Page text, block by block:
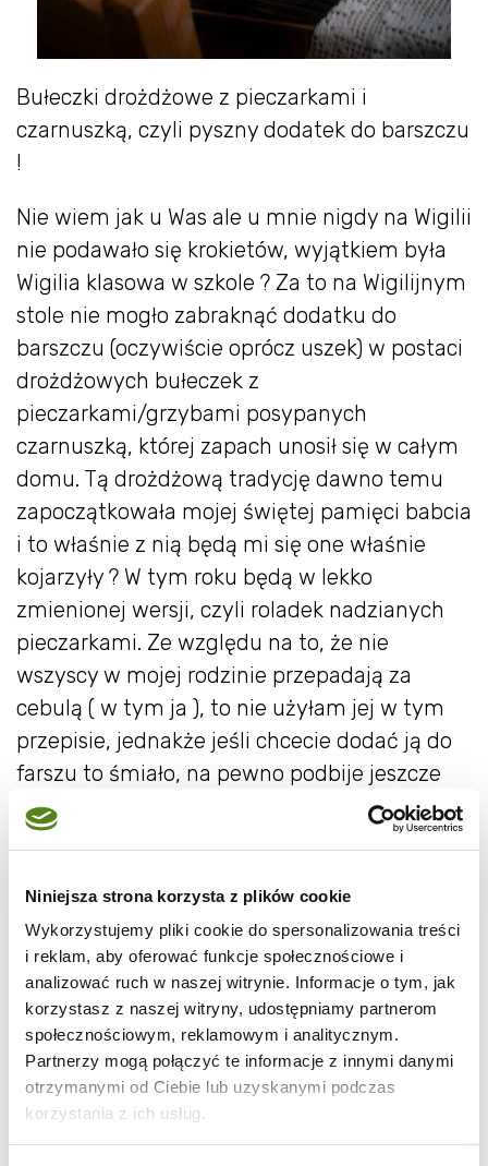
Niniejsza strona korzysta z plików cookie
Wykorzystujemy pliki cookie do spersonalizowania treści
i reklam, aby oferować funkcje społecznościowe i
analizować ruch w naszej witrynie. Informacje o tym, jak
korzystasz z naszej witryny, udostępniamy partnerom
społecznościowym, reklamowym i analitycznym.
Partnerzy mogą połączyć te informacje z innymi danymi
otrzymanymi od Ciebie lub uzyskanymi podczas
korzystania z ich usług.
Bułeczki drożdżowe z pieczarkami i
czarnuszką, czyli pyszny dodatek do barszczu
!
Nie wiem jak u Was ale u mnie nigdy na Wigilii
nie podawało się krokietów, wyjątkiem była
Wigilia klasowa w szkole ? Za to na Wigilijnym
stole nie mogło zabraknąć dodatku do
barszczu (oczywiście oprócz uszek) w postaci
drożdżowych bułeczek z
pieczarkami/grzybami posypanych
czarnuszką, której zapach unosił się w całym
domu. Tą drożdżową tradycję dawno temu
zapoczątkowała mojej świętej pamięci babcia
i to właśnie z nią będą mi się one właśnie
kojarzyły ? W tym roku będą w lekko
zmienionej wersji, czyli roladek nadzianych
pieczarkami. Ze względu na to, że nie
wszyscy w mojej rodzinie przepadają za
cebulą ( w tym ja ), to nie użyłam jej w tym
przepisie, jednakże jeśli chcecie dodać ją do
farszu to śmiało, na pewno podbije jeszcze
bardziej smak farszu.
pieczone pierogi, paszteciki czy jeszcze coś
innego ?